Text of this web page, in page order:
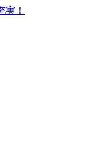
実！